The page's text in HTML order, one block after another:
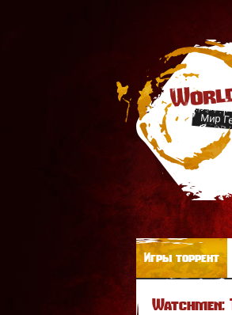
Мир
Игры торрент
Watchmen: